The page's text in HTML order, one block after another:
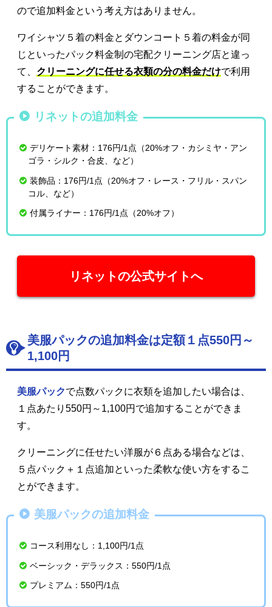
ので追加料金という考え方はありません。
ワイシャツ５着の料金とダウンコート５着の料金が同
じといったパック料金制の宅配クリーニング店と違っ
て、 クリーニングに任せる衣類の分の料金だけで利用
することができます。
リネットの追加料金
デリケート素材：176円/1点（20%オフ・カシミヤ・アン
ゴラ・シルク・合皮、など）
装飾品：176円/1点（20%オフ・レース・フリル・スパン
コル、など）
付属ライナー：176円/1点（20%オフ）
リネットの公式サイトへ
美服パックの追加料金は定額１点550円～
1,100円
美服パックで点数パックに衣類を追加したい場合は、
１点あたり550円～1,100円で追加することができま
す。
クリーニングに任せたい洋服が６点ある場合などは、
５点パック＋１点追加といった柔軟な使い方をするこ
とができます。
美服パックの追加料金
コース利用なし：1,100円/1点
ベーシック・デラックス：550円/1点
プレミアム：550円/1点